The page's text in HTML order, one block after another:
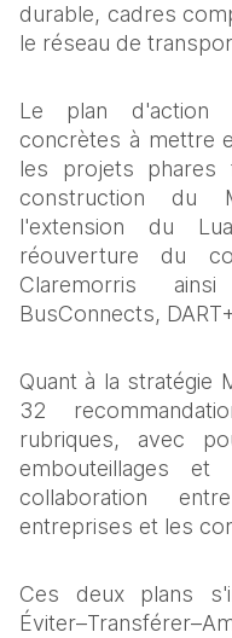
durable, cadres
le réseau de
Le plan d'action
concrètes à mettre
les projets phares
construction du
l'extension du
réouverture du
Claremorris
BusConnects,
Quant à la stratégie
32
rubriques, avec
embouteillages
collaboration
entreprises et les
Ces deux plans